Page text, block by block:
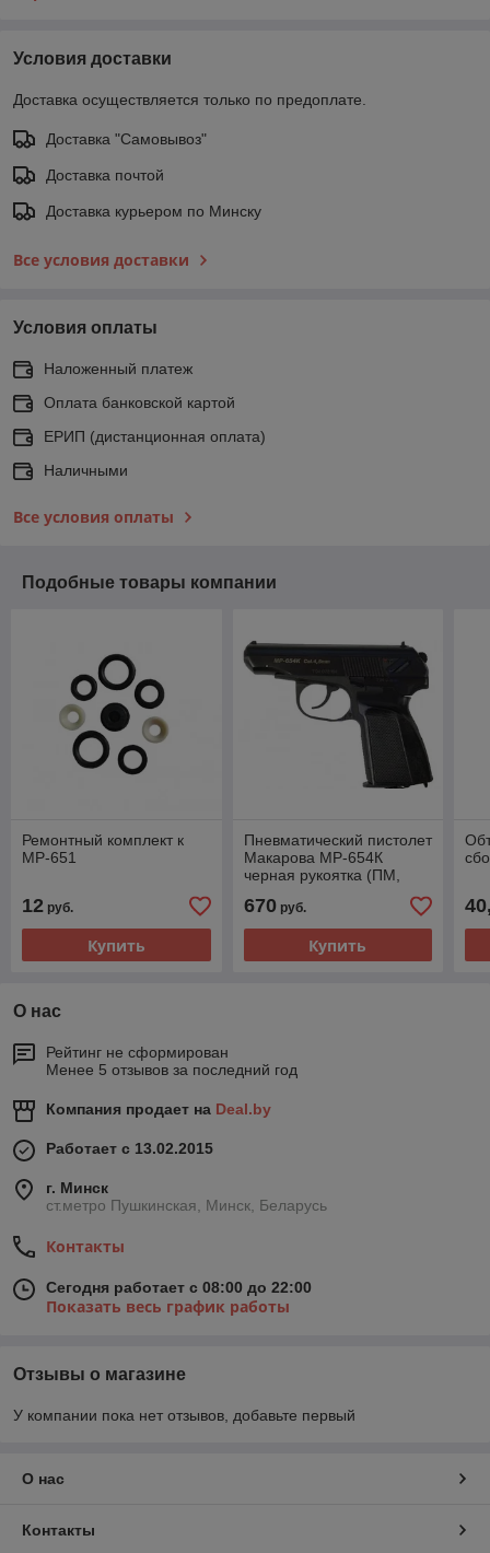
Условия доставки
Доставка осуществляется только по предоплате.
Доставка "Самовывоз"
Доставка почтой
Доставка курьером по Минску
Все условия доставки
Условия оплаты
Наложенный платеж
Оплата банковской картой
ЕРИП (дистанционная оплата)
Наличными
Все условия оплаты
Подобные товары компании
Ремонтный комплект к
МР-651
12 руб.
Купить
Пневматический пистолет
Макарова МР-654К
черная рукоятка (ПМ,
670руб.
Купить
О нас
Рейтинг не сформирован
Менее 5 отзывов за последний год
Компания продает на Deal.by
Работает с 13.02.2015
г. Минск
ст.метро Пушкинская, Минск, Беларусь
Контакты
Сегодня работает с 08:00 до 22:00
Показать весь график работы
Отзывы о магазине
У компании пока нет отзывов, добавьте первый
О нас
Контакты